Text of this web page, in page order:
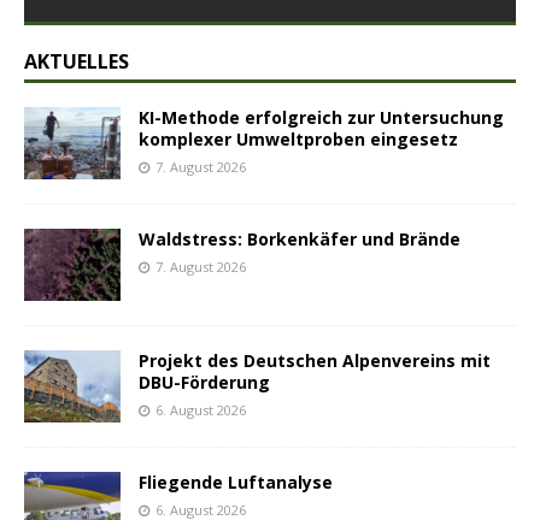
AKTUELLES
KI-Methode erfolgreich zur Untersuchung
komplexer Umweltproben eingesetz
7. August 2026
Waldstress: Borkenkäfer und Brände
7. August 2026
Projekt des Deutschen Alpenvereins mit
DBU-Förderung
6. August 2026
Fliegende Luftanalyse
6. August 2026